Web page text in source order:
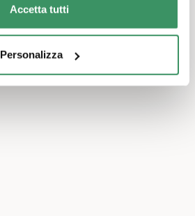
Accetta tutti
Personalizza